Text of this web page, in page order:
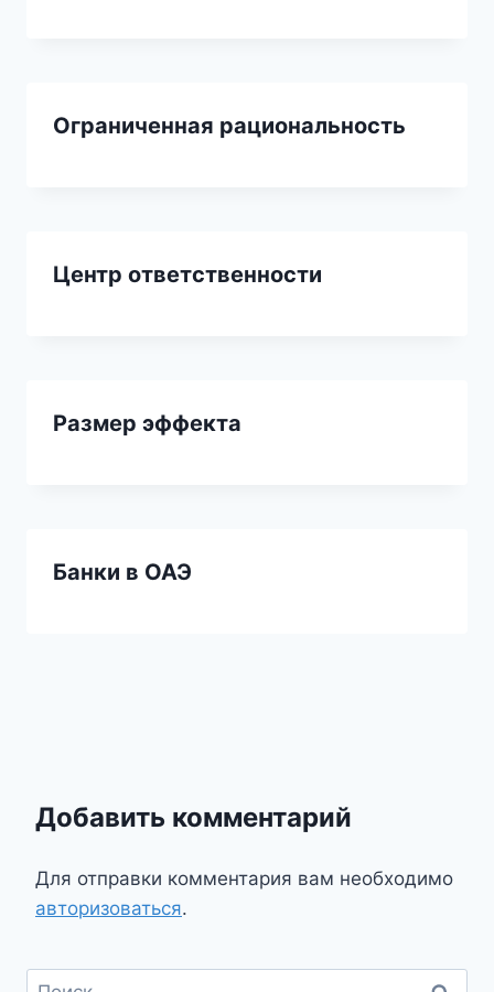
Ограниченная рациональность
Центр ответственности
Размер эффекта
Банки в ОАЭ
Добавить комментарий
Для отправки комментария вам необходимо
авторизоваться.
Найти: